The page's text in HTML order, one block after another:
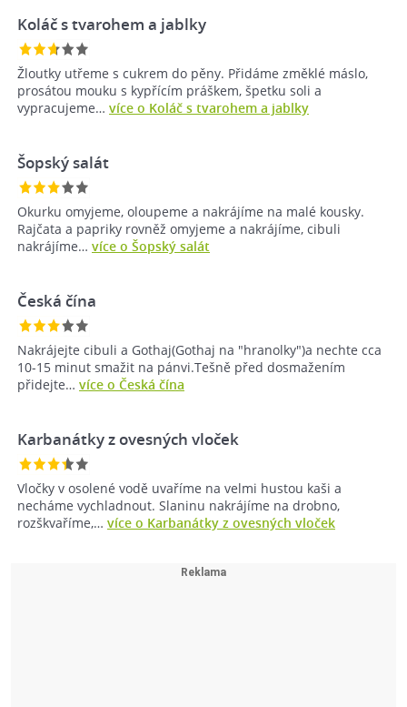
Koláč s tvarohem a jablky
Žloutky utřeme s cukrem do pěny. Přidáme změklé máslo,
prosátou mouku s kypřícím práškem, špetku soli a
vypracujeme… více o Koláč s tvarohem a jablky
Šopský salát
Okurku omyjeme, oloupeme a nakrájíme na malé kousky.
Rajčata a papriky rovněž omyjeme a nakrájíme, cibuli
nakrájíme… více o Šopský salát
Česká čína
Nakrájejte cibuli a Gothaj(Gothaj na "hranolky")a nechte cca
10-15 minut smažit na pánvi.Tešně před dosmažením
přidejte… více o Česká čína
Karbanátky z ovesných vloček
Vločky v osolené vodě uvaříme na velmi hustou kaši a
necháme vychladnout. Slaninu nakrájíme na drobno,
rozškvaříme,… více o Karbanátky z ovesných vloček